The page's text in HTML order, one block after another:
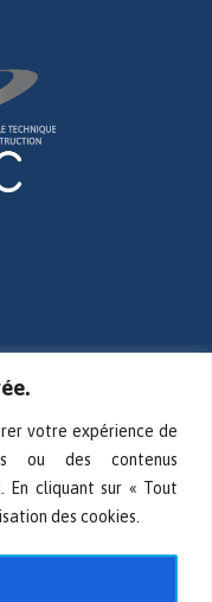
votre expérience de
ou des contenus
En cliquant sur « Tout
des cookies.